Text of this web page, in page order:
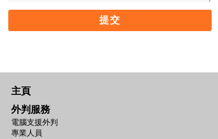
提交
主頁
外判服務
電腦支援外判
專業人員